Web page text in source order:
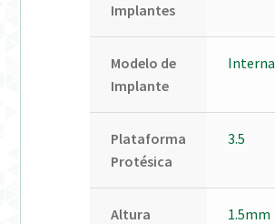
Implantes
Modelo de
Implante
Interna
Plataforma
Protésica
3.5
Altura 1.5mm